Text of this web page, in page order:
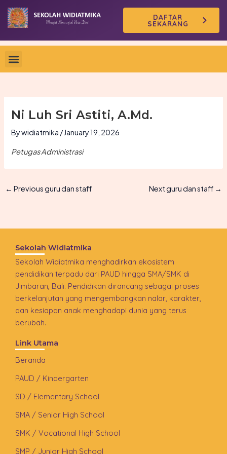
Skip
content
DAFTAR
SEKARANG
Ni Luh Sri Astiti, A.Md.
Bywidiatmika /January 19, 2026
Petugas Administrasi
← Previous guru dan staff Next guru dan staff →
Sekolah Widiatmika
Sekolah Widiatmika menghadirkan ekosistem
pendidikan terpadu dari PAUD hingga SMA/SMK di
Jimbaran, Bali. Pendidikan dirancang sebagai proses
berkelanjutan yang mengembangkan nalar, karakter,
dan kesiapan anak menghadapi dunia yang terus
berubah.
Link Utama
Beranda
PAUD / Kindergarten
SD / Elementary School
SMA / Senior High School
SMK / Vocational High School
SMP / Junior High School